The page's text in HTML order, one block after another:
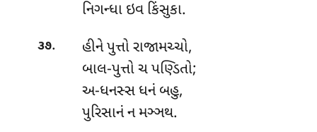
નિગન્ધા ઇવ કિંસુકા.
૩૭.
હીને પુત્તો રાજામચ્ચો,
બાલ-પુત્તો ચ પણ્ડિતો;
અ-ધનસ્સ ધનં બહુ,
પુરિસાનં ન મઞ્ઞથ.